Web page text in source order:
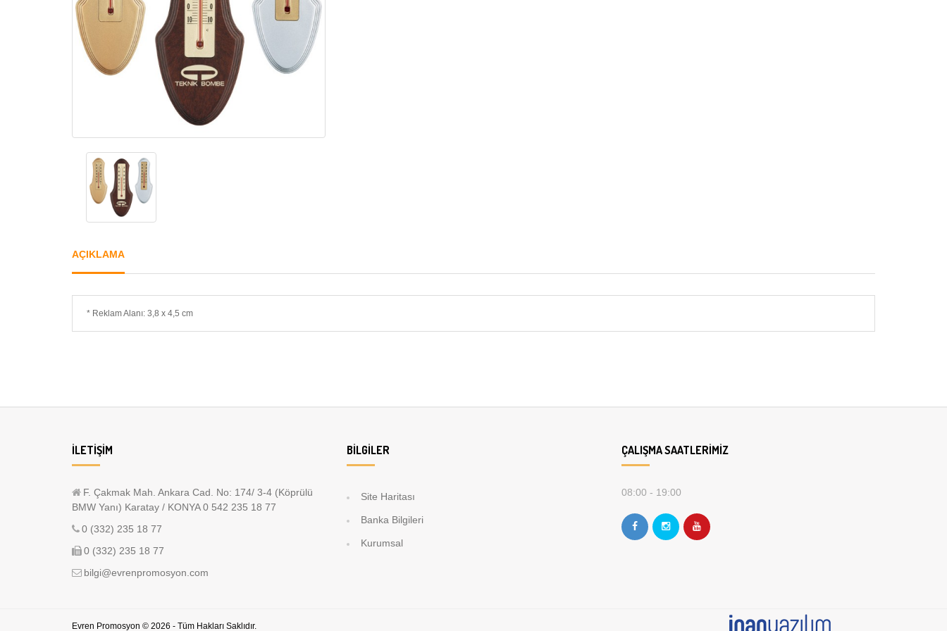
AÇIKLAMA
* Reklam Alanı: 3,8 x 4,5 cm
İLETIŞIM
F. Çakmak Mah. Ankara Cad. No: 174/ 3-4 (Köprülü
BMW Yanı) Karatay / KONYA 0 542 235 18 77
0 (332) 235 18 77
0 (332) 235 18 77
bilgi@evrenpromosyon.com
BILGILER
Site Haritası
Banka Bilgileri
Kurumsal
ÇALIŞMA SAATLERIMIZ
08:00 - 19:00
Evren Promosyon © 2026 - Tüm Hakları Saklıdır.